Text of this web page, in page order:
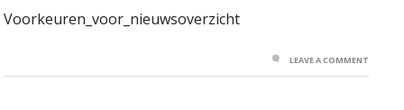
Voorkeuren_voor_nieuwsoverzicht
LEAVE A COMMENT